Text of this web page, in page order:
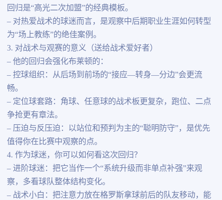
回归是“高光二次加盟”的经典模板。
– 对热爱战术的球迷而言，是观察中后期职业生涯如何转型
为“场上教练”的绝佳案例。
3. 对战术与观赛的意义（送给战术爱好者）
– 他的回归会强化布莱顿的：
– 控球组织：从后场到前场的“接应—转身—分边”会更流
畅。
– 定位球套路：角球、任意球的战术板更复杂，跑位、二点
争抢更有章法。
– 压迫与反压迫：以站位和预判为主的“聪明防守”，是优先
值得你在比赛中观察的点。
4. 作为球迷，你可以如何看这次回归？
– 进阶球迷：把它当作一个“系统升级而非单点补强”来观
察，多看球队整体结构变化。
– 战术小白：把注意力放在格罗斯拿球前后的队友移动，能